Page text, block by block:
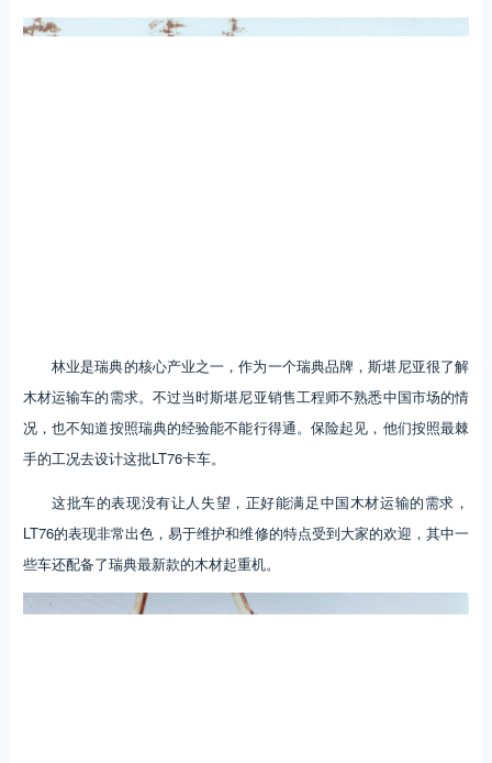
林业是瑞典的核心产业之一，作为一个瑞典品牌，斯堪尼亚很了解
木材运输车的需求。不过当时斯堪尼亚销售工程师不熟悉中国市场的情
况，也不知道按照瑞典的经验能不能行得通。保险起见，他们按照最棘
手的工况去设计这批LT76卡车。
这批车的表现没有让人失望，正好能满足中国木材运输的需求，
LT76的表现非常出色，易于维护和维修的特点受到大家的欢迎，其中一
些车还配备了瑞典最新款的木材起重机。